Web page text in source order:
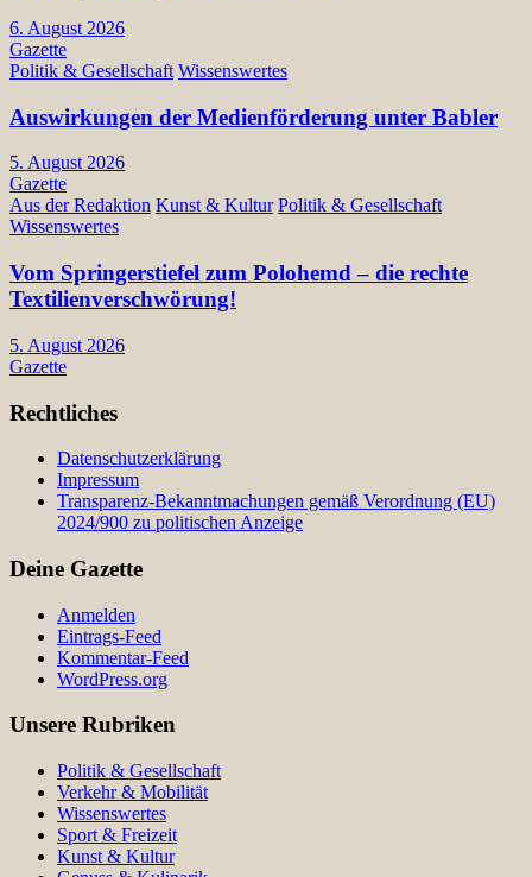
6. August 2026
Gazette
Politik & Gesellschaft Wissenswertes
Auswirkungen der Medienförderung unter Babler
5. August 2026
Gazette
Aus der Redaktion Kunst & Kultur Politik & Gesellschaft
Wissenswertes
Vom Springerstiefel zum Polohemd – die rechte
Textilienverschwörung!
5. August 2026
Gazette
Rechtliches
Datenschutzerklärung
Impressum
Transparenz-Bekanntmachungen gemäß Verordnung (EU)
2024/900 zu politischen Anzeige
Deine Gazette
Anmelden
Eintrags-Feed
Kommentar-Feed
WordPress.org
Unsere Rubriken
Politik & Gesellschaft
Verkehr & Mobilität
Wissenswertes
Sport & Freizeit
Kunst & Kultur